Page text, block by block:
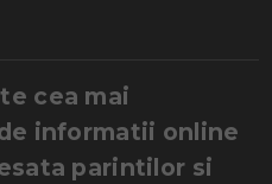
cea mai
informatii online
parintilor si